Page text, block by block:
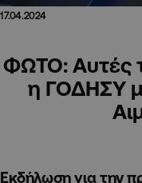
17.04.2024
ΦΩΤΟ: Αυτές
η ΓΟΔΗΣΥ
Εκδήλωση για την